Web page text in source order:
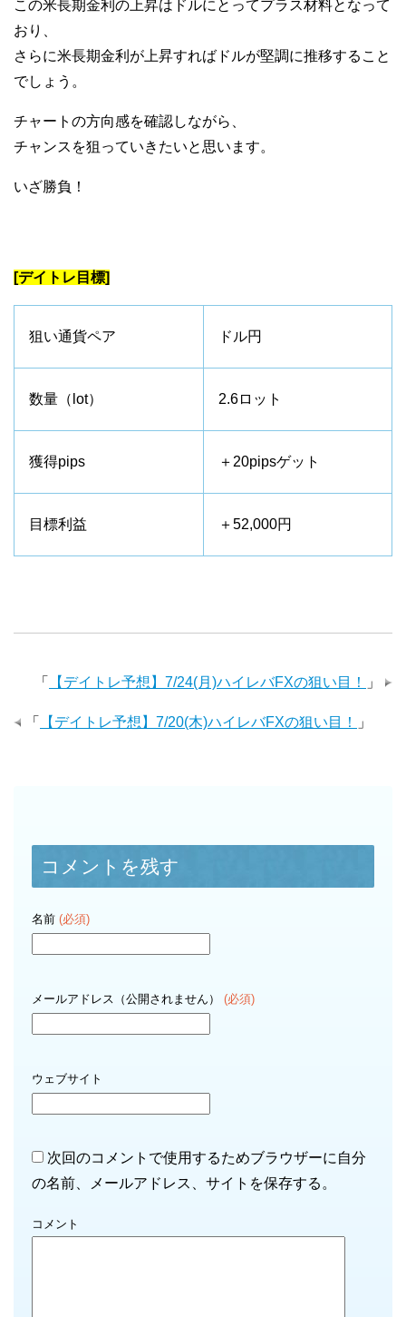
この米長期金利の上昇はドルにとってプラス材料となって
おり、
さらに米長期金利が上昇すればドルが堅調に推移すること
でしょう。
チャートの方向感を確認しながら、
チャンスを狙っていきたいと思います。
いざ勝負！
[デイトレ目標]
狙い通貨ペア ドル円
数量（lot） 2.6ロット
獲得pips ＋20pipsゲット
目標利益 ＋52,000円
「 【デイトレ予想】7/24(月)ハイレバFXの狙い目！ 」
「 【デイトレ予想】7/20(木)ハイレバFXの狙い目！ 」
コメントを残す
名前 (必須)
メールアドレス（公開されません） (必須)
ウェブサイト
次回のコメントで使用するためブラウザーに自分
の名前、メールアドレス、サイトを保存する。
コメント